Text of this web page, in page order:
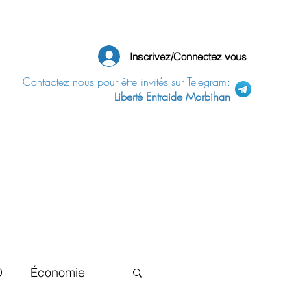
Inscrivez/Connectez vous
Contactez nous pour être invités sur Telegram:
Liberté Entraide Morbihan
Économie